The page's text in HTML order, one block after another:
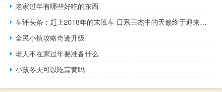
老家过年有哪些好吃的东西
车评头条：赶上2018年的末班车 日系三杰中的天籁终于迎来了全新换代
全民小镇攻略奇迹升级
老人不在家过年要准备什么
小孩冬天可以吃蒜黄吗